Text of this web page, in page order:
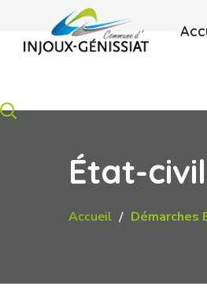
État-civil
Accueil Démarches